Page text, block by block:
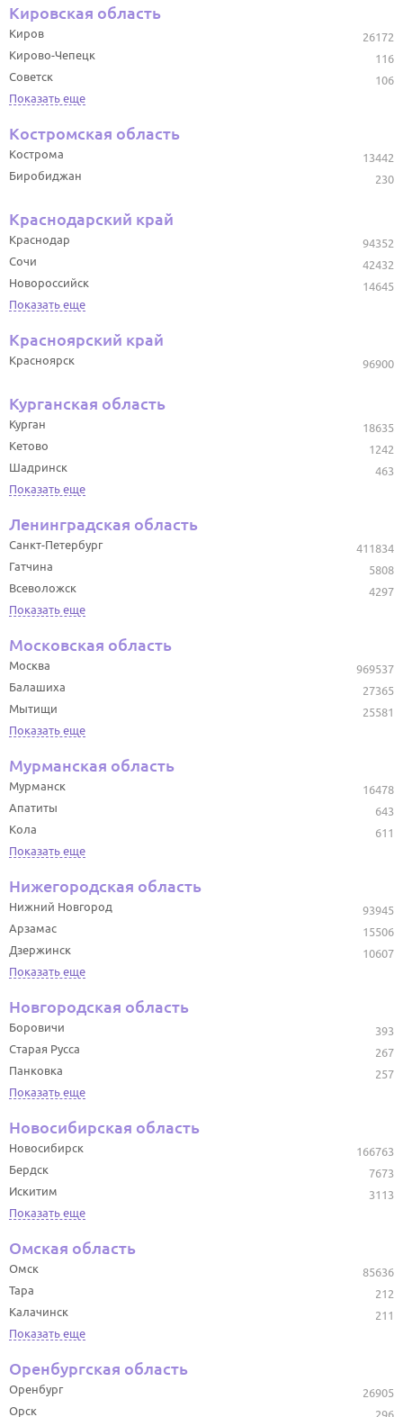
Кировская область
26172
Киров
116
Кирово-Чепецк
106
Советск
Показать еще
Костромская область
13442
Кострома
230
Биробиджан
Краснодарский край
94352
Краснодар
42432
Сочи
14645
Новороссийск
Показать еще
Красноярский край
96900
Красноярск
Курганская область
18635
Курган
1242
Кетово
463
Шадринск
Показать еще
Ленинградская область
411834
Санкт-Петербург
5808
Гатчина
4297
Всеволожск
Показать еще
Московская область
969537
Москва
27365
Балашиха
25581
Мытищи
Показать еще
Мурманская область
16478
Мурманск
643
Апатиты
611
Кола
Показать еще
Нижегородская область
93945
Нижний Новгород
15506
Арзамас
10607
Дзержинск
Показать еще
Новгородская область
393
Боровичи
267
Старая Русса
257
Панковка
Показать еще
Новосибирская область
166763
Новосибирск
7673
Бердск
3113
Искитим
Показать еще
Омская область
85636
Омск
212
Тара
211
Калачинск
Показать еще
Оренбургская область
26905
Оренбург
296
Орск